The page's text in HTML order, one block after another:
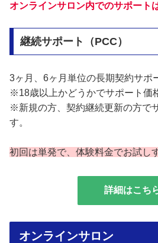
オンラインサロン内でのサポート
継続サポート（PCC）
3ヶ月、6ヶ月単位の長期契約サポ
※18歳以上かどうかでサポート価
※新規の方、契約継続更新の方で
す。
初回は単発で、体験料金でお試し
詳細はこち
オンラインサロン